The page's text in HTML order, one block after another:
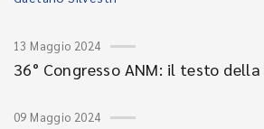
13 Maggio 2024
36° Congresso ANM: il testo
09 Maggio 2024